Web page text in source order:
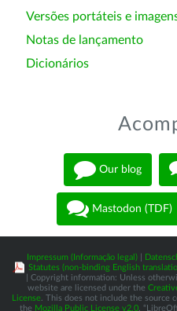
Versões portáteis e
Notas de lançamento
Dicionários
Our blog
Mastodon (TDF)
Impressum (Informação legal)
Statutes (non-binding English
| Copyright information: Unless
website are licensed under the
License . This does not include the
the Mozilla Public License v2.0 .